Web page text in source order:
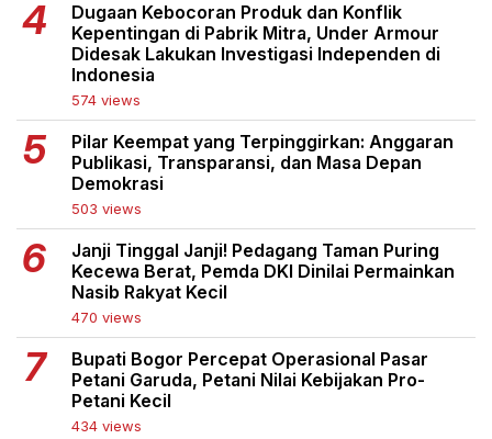
Dugaan Kebocoran Produk dan Konflik
Kepentingan di Pabrik Mitra, Under Armour
Didesak Lakukan Investigasi Independen di
Indonesia
574 views
Pilar Keempat yang Terpinggirkan: Anggaran
Publikasi, Transparansi, dan Masa Depan
Demokrasi
503 views
Janji Tinggal Janji! Pedagang Taman Puring
Kecewa Berat, Pemda DKI Dinilai Permainkan
Nasib Rakyat Kecil
470 views
Bupati Bogor Percepat Operasional Pasar
Petani Garuda, Petani Nilai Kebijakan Pro-
Petani Kecil
434 views